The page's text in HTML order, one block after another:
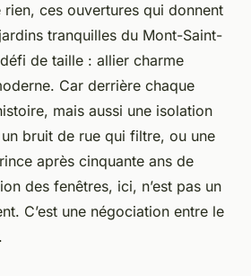
rien, ces ouvertures qui donnent
tranquilles du Mont-Saint-
de taille : allier charme
Car derrière chaque
mais aussi une isolation
bruit de rue qui filtre, ou une
après cinquante ans de
des fenêtres, ici, n’est pas un
C’est une négociation entre le